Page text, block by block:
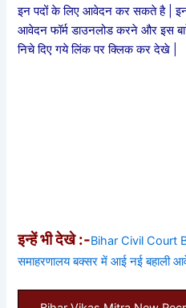
इन पदों के लिए आवेदन कर सकते है |
आवेदन फॉर्म डाउनलोड करने और इस
निचे दिए गये लिंक पर क्लिक कर देखे |
इन्हें भी देखे :-Bihar Civil Court
समाहरणालय बक्सर में आई नई बहाली